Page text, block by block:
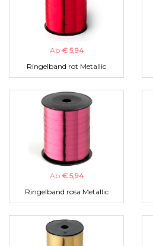
Ab € 5,94
Ringelband rot Metallic
Ab € 5,94
Ringelband rosa Metallic